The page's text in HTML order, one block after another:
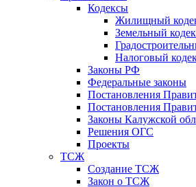
Кодексы
Жилищный
Земельный
Налоговый
Законы РФ
Федеральные законы
Постановления
Постановления
Законы Калужской
Решения ОГС
Проекты
ТСЖ
Создание ТСЖ
Закон о ТСЖ